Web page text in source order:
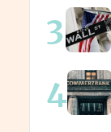
3
4